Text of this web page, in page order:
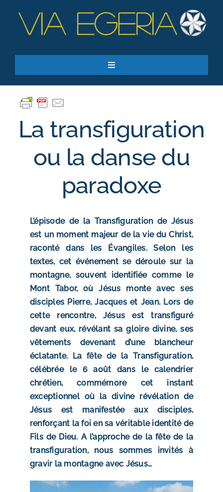
contenu
Toggle
Accueil
Ressources
Qui sommes-nous ?
RECHERCHER:
La transfiguration
ou la danse du
paradoxe
L’épisode de la Transfiguration de Jésus
est un moment majeur de la vie du Christ,
raconté dans les Évangiles. Selon les
textes, cet événement se déroule sur la
montagne, souvent identifiée comme le
Mont Tabor, où Jésus monte avec ses
disciples Pierre, Jacques et Jean. Lors de
cette rencontre, Jésus est transfiguré
devant eux, révélant sa gloire divine, ses
vêtements devenant d’une blancheur
éclatante. La fête de la Transfiguration,
célébrée le 6 août dans le calendrier
chrétien, commémore cet instant
exceptionnel où la divine révélation de
Jésus est manifestée aux disciples,
renforçant la foi en sa véritable identité de
Fils de Dieu. A l’approche de la fête de la
transfiguration, nous sommes invités à
gravir la montagne avec Jésus…